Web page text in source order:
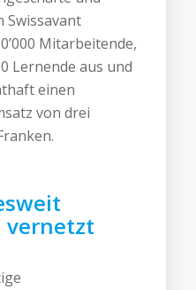
Swissavant
Mitarbeitende,
Lernende aus und
einen
von drei